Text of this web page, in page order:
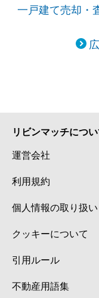
一戸建て売却・
リビンマッチにつ
運営会社
利用規約
個人情報の取り扱い
クッキーについて
引用ルール
不動産用語集